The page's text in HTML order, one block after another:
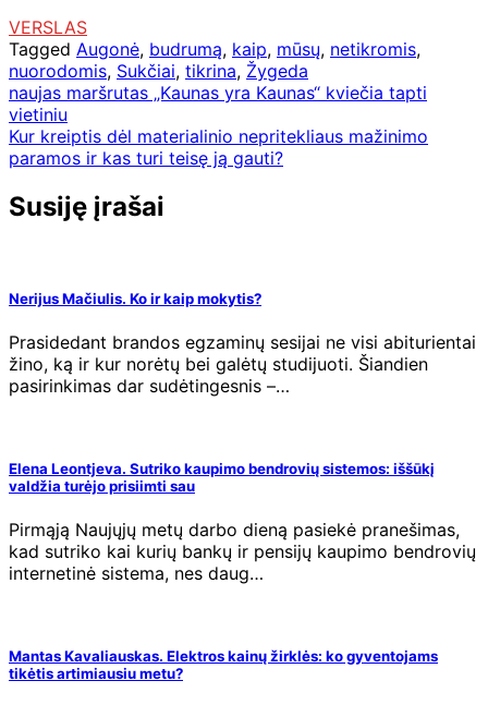
VERSLAS
Tagged Augonė, budrumą, kaip, mūsų, netikromis,
nuorodomis, Sukčiai, tikrina, Žygeda
Navigacija
tarp
įrašų
naujas maršrutas „Kaunas yra Kaunas“ kviečia tapti
vietiniu
Kur kreiptis dėl materialinio nepritekliaus mažinimo
paramos ir kas turi teisę ją gauti?
Susiję įrašai
Nerijus Mačiulis. Ko ir kaip mokytis?
Prasidedant brandos egzaminų sesijai ne visi abiturientai
žino, ką ir kur norėtų bei galėtų studijuoti. Šiandien
pasirinkimas dar sudėtingesnis –…
Elena Leontjeva. Sutriko kaupimo bendrovių sistemos: iššūkį
valdžia turėjo prisiimti sau
Pirmąją Naujųjų metų darbo dieną pasiekė pranešimas,
kad sutriko kai kurių bankų ir pensijų kaupimo bendrovių
internetinė sistema, nes daug…
Mantas Kavaliauskas. Elektros kainų žirklės: ko gyventojams
tikėtis artimiausiu metu?